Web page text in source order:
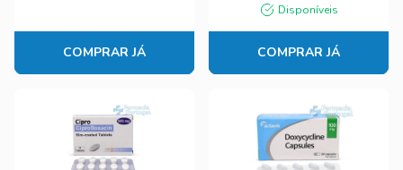
COMPRAR JÁ
Disponíveis
COMPRAR JÁ